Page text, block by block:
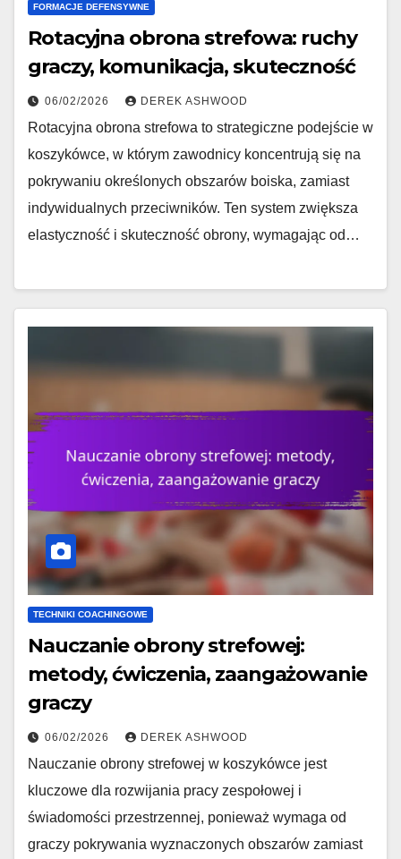
FORMACJE DEFENSYWNE
Rotacyjna obrona strefowa: ruchy
graczy, komunikacja, skuteczność
06/02/2026 DEREK ASHWOOD
Rotacyjna obrona strefowa to strategiczne podejście w
koszykówce, w którym zawodnicy koncentrują się na
pokrywaniu określonych obszarów boiska, zamiast
indywidualnych przeciwników. Ten system zwiększa
elastyczność i skuteczność obrony, wymagając od…
TECHNIKI COACHINGOWE
Nauczanie obrony strefowej:
metody, ćwiczenia, zaangażowanie
graczy
06/02/2026 DEREK ASHWOOD
Nauczanie obrony strefowej w koszykówce jest
kluczowe dla rozwijania pracy zespołowej i
świadomości przestrzennej, ponieważ wymaga od
graczy pokrywania wyznaczonych obszarów zamiast